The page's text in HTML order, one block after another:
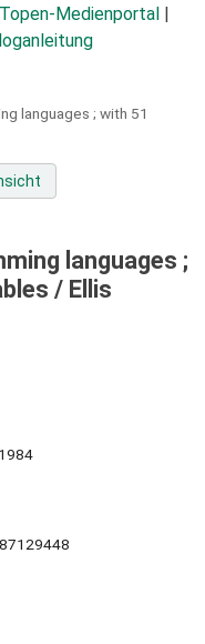
Medienportal
languages ; with 51
languages ;
/ Ellis
1984